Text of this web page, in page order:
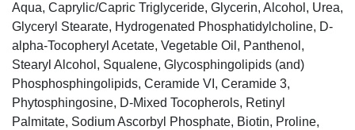
Aqua, Caprylic/Capric Triglyceride, Glycerin, Alcohol, Urea,
Glyceryl Stearate, Hydrogenated Phosphatidylcholine, D-
alpha-Tocopheryl Acetate, Vegetable Oil, Panthenol,
Stearyl Alcohol, Squalene, Glycosphingolipids (and)
Phosphosphingolipids, Ceramide VI, Ceramide 3,
Phytosphingosine, D-Mixed Tocopherols, Retinyl
Palmitate, Sodium Ascorbyl Phosphate, Biotin, Proline,